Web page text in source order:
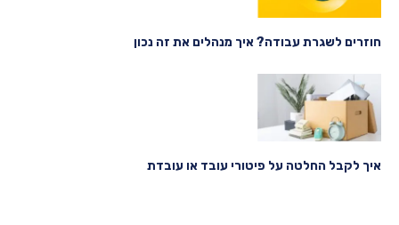
חוזרים לשגרת עבודה? איך מנהלים את זה נכון
איך לקבל החלטה על פיטורי עובד או עובדת